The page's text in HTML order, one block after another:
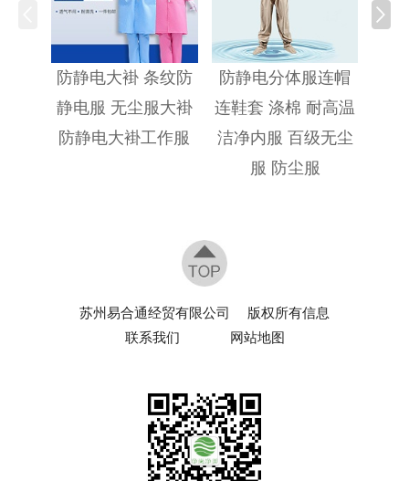
防静电大褂 条纹防
静电服 无尘服大褂
防静电大褂工作服
防静电分体服连帽
连鞋套 涤棉 耐高温
洁净内服 百级无尘
服 防尘服
防
苏州易合通经贸有限公司
版权所有信息
联系我们
网站地图